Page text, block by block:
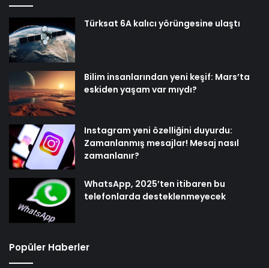
Türksat 6A kalıcı yörüngesine ulaştı
Bilim insanlarından yeni keşif: Mars’ta
eskiden yaşam var mıydı?
Instagram yeni özelliğini duyurdu:
Zamanlanmış mesajlar! Mesaj nasıl
zamanlanır?
WhatsApp, 2025’ten itibaren bu
telefonlarda desteklenmeyecek
Popüler Haberler